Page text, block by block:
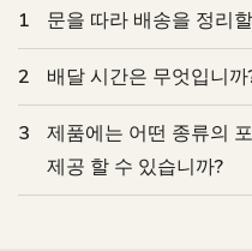
1 문을 따라 배송을 정리
2 배달 시간은 무엇입니까
3
제품에는 어떤 종류의
제공 할 수 있습니까?